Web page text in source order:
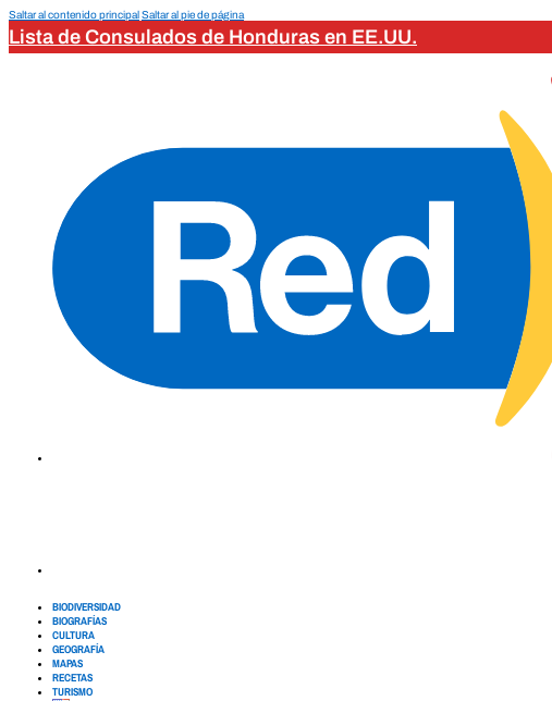
Saltar al contenido principalSaltar al pie de página
Lista de Consulados de Honduras en EE.UU.
BIODIVERSIDAD
BIOGRAFÍAS
CULTURA
GEOGRAFÍA
MAPAS
RECETAS
TURISMO